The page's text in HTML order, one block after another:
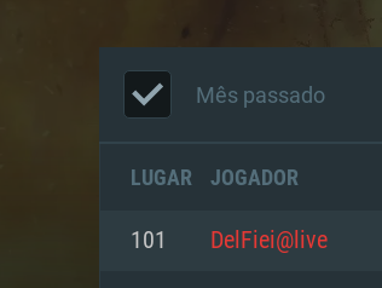
Mês passado
LUGAR JOGADOR
101 DelFiei@live